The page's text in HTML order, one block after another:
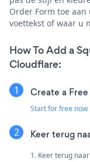
Order Form toe
voettekst of waar u
How To Add a
Cloudflare:
Create a
Start for free now
Keer terug
1. Keer terug